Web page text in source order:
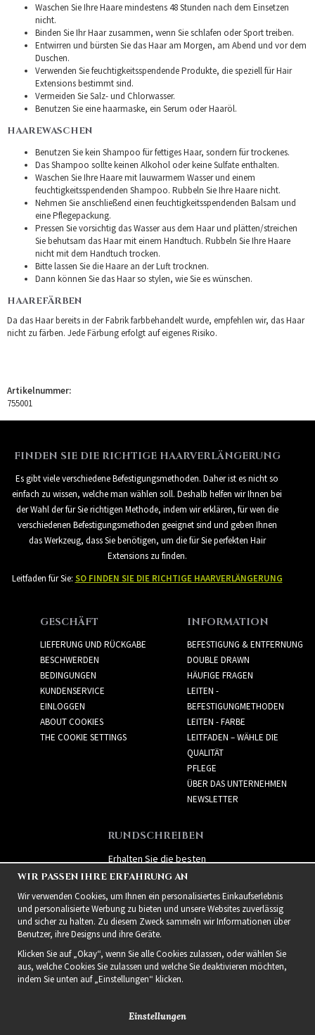
Waschen Sie Ihre Haare mindestens 48 Stunden nach dem Einsetzen
nicht.
Binden Sie Ihr Haar zusammen, wenn Sie schlafen oder Sport treiben.
Entwirren und bürsten Sie das Haar am Morgen, am Abend und vor dem
Duschen.
Verwenden Sie feuchtigkeitsspendende Produkte, die speziell für Hair
Extensions bestimmt sind.
Vermeiden Sie Salz- und Chlorwasser.
Benutzen Sie eine haarmaske, ein Serum oder Haaröl.
HAAREWASCHEN
Benutzen Sie kein Shampoo für fettiges Haar, sondern für trockenes.
Das Shampoo sollte keinen Alkohol oder keine Sulfate enthalten.
Waschen Sie Ihre Haare mit lauwarmem Wasser und einem
feuchtigkeitsspendenden Shampoo. Rubbeln Sie Ihre Haare nicht.
Nehmen Sie anschließend einen feuchtigkeitsspendenden Balsam und
eine Pflegepackung.
Pressen Sie vorsichtig das Wasser aus dem Haar und plätten/streichen
Sie behutsam das Haar mit einem Handtuch. Rubbeln Sie Ihre Haare
nicht mit dem Handtuch trocken.
Bitte lassen Sie die Haare an der Luft trocknen.
Dann können Sie das Haar so stylen, wie Sie es wünschen.
HAAREFÄRBEN
Da das Haar bereits in der Fabrik farbbehandelt wurde, empfehlen wir, das Haar
nicht zu färben. Jede Färbung erfolgt auf eigenes Risiko.
Artikelnummer:
755001
FINDEN SIE DIE RICHTIGE HAARVERLÄNGERUNG
Es gibt viele verschiedene Befestigungsmethoden. Daher ist es nicht so
einfach zu wissen, welche man wählen soll. Deshalb helfen wir Ihnen bei
der Wahl der für Sie richtigen Methode, indem wir erklären, für wen die
verschiedenen Befestigungsmethoden geeignet sind und geben Ihnen
das Werkzeug, dass Sie benötigen, um die für Sie perfekten Hair
Extensions zu finden.
Leitfaden für Sie: SO FINDEN SIE DIE RICHTIGE HAARVERLÄNGERUNG
GESCHÄFT
LIEFERUNG UND RÜCKGABE
BESCHWERDEN
BEDINGUNGEN
KUNDENSERVICE
EINLOGGEN
ABOUT COOKIES
THE COOKIE SETTINGS
INFORMATION
BEFESTIGUNG & ENTFERNUNG
DOUBLE DRAWN
HÄUFIGE FRAGEN
LEITEN -
BEFESTIGUNGMETHODEN
LEITEN - FARBE
LEITFADEN – WÄHLE DIE
QUALITÄT
PFLEGE
ÜBER DAS UNTERNEHMEN
NEWSLETTER
RUNDSCHREIBEN
Erhalten Sie die besten
Angebote und spannende
neue Produkte!
WIR PASSEN IHRE ERFAHRUNG AN
Wir verwenden Cookies, um Ihnen ein personalisiertes Einkaufserlebnis
und personalisierte Werbung zu bieten und unsere Websites zuverlässig
und sicher zu halten. Zu diesem Zweck sammeln wir Informationen über
Benutzer, ihre Designs und ihre Geräte.
Klicken Sie auf „Okay“, wenn Sie alle Cookies zulassen, oder wählen Sie
aus, welche Cookies Sie zulassen und welche Sie deaktivieren möchten,
indem Sie unten auf „Einstellungen“ klicken.
Einstellungen